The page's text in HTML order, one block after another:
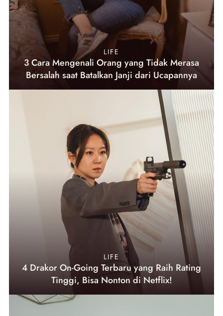
LIFE
3 Cara Mengenali Orang yang Tidak Merasa
Bersalah saat Batalkan Janji dari Ucapannya
LIFE
4 Drakor On-Going Terbaru yang Raih Rating
Tinggi, Bisa Nonton di Netflix!